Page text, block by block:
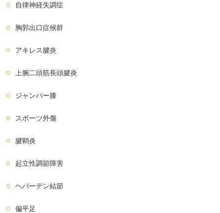
自律神経失調症
胸郭出口症候群
アキレス腱炎
上腕二頭筋長頭腱炎
ジャンパー膝
スポーツ外傷
腱鞘炎
起立性調節障害
ヘバーデン結節
偏平足